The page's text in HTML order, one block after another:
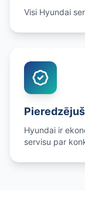
Visi Hyundai
Hyundai ir
servisu par